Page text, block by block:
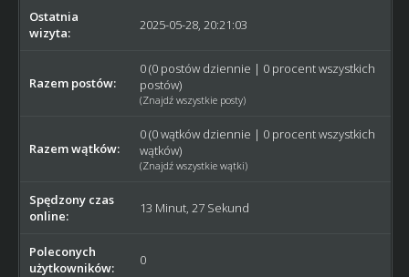
Ostatnia
wizyta:
2025-05-28, 20:21:03
Razem postów:
0 (0 postów dziennie | 0 procent wszystkich
postów)
(Znajdź wszystkie posty)
Razem wątków:
0 (0 wątków dziennie | 0 procent wszystkich
wątków)
(Znajdź wszystkie wątki)
Spędzony czas
online:
13 Minut, 27 Sekund
Poleconych
użytkowników:
0